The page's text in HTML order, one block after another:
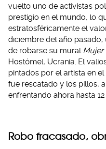
vuelto uno de activistas
prestigio en el mundo, lo
estratosféricamente el
diciembre del año
de robarse su mural Mujer
Hostómel, Ucrania. El
pintados por el artista en
fue rescatado y los pillos,
enfrentando ahora hasta
Robo fracasado,